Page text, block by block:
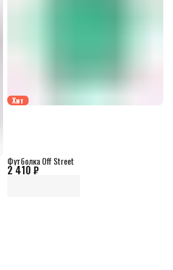
Хит
2 410 ₽
Футболка Off Street